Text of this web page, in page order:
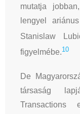
mutatja
lengyel
Stanislaw
figyelmébe.10
De
társaság
Transactions